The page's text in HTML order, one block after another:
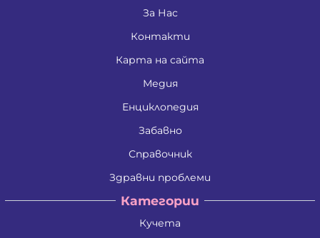
За Нас
Контакти
Карта на сайта
Медия
Енциклопедия
Забавно
Справочник
Здравни проблеми
Категории
Кучета